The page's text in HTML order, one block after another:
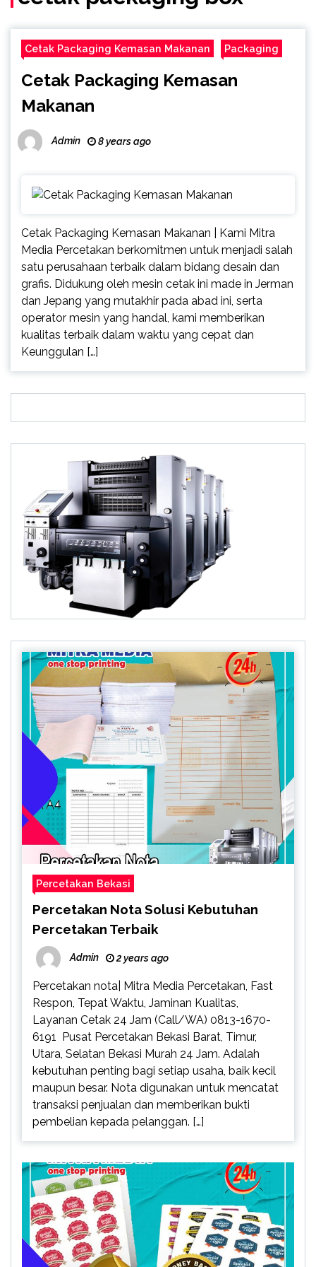
Cetak Packaging Kemasan Makanan Packaging
Cetak Packaging Kemasan
Makanan
Admin 8 years ago
Cetak Packaging Kemasan Makanan | Kami Mitra
Media Percetakan berkomitmen untuk menjadi salah
satu perusahaan terbaik dalam bidang desain dan
grafis. Didukung oleh mesin cetak ini made in Jerman
dan Jepang yang mutakhir pada abad ini, serta
operator mesin yang handal, kami memberikan
kualitas terbaik dalam waktu yang cepat dan
Keunggulan […]
Percetakan Bekasi
Percetakan Nota Solusi Kebutuhan
Percetakan Terbaik
Admin 2 years ago
Percetakan nota| Mitra Media Percetakan, Fast
Respon, Tepat Waktu, Jaminan Kualitas,
Layanan Cetak 24 Jam (Call/WA) 0813-1670-
6191 Pusat Percetakan Bekasi Barat, Timur,
Utara, Selatan Bekasi Murah 24 Jam. Adalah
kebutuhan penting bagi setiap usaha, baik kecil
maupun besar. Nota digunakan untuk mencatat
transaksi penjualan dan memberikan bukti
pembelian kepada pelanggan. […]